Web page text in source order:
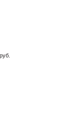
...
руб.